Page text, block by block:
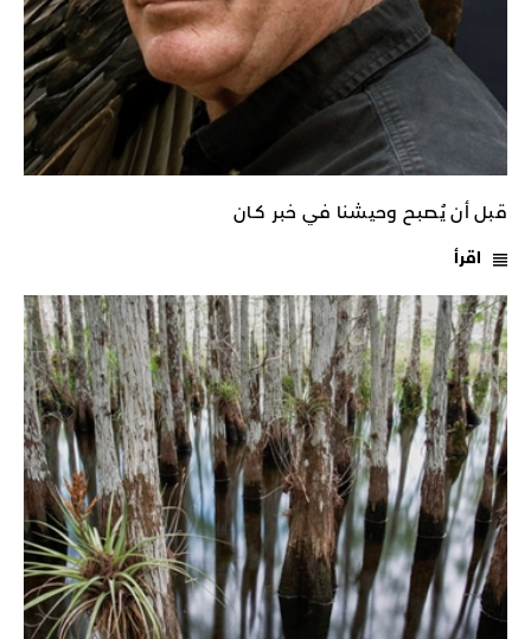
قبل أن يُصبح وحيشنا في خبر كـان
اقرأ